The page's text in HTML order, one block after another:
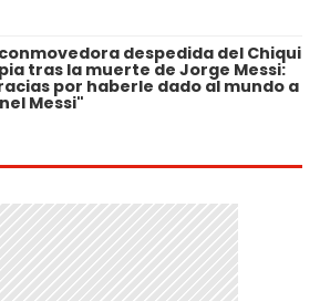
despedida del Chiqui
tras la muerte de Jorge Messi:
por haberle dado al mundo a
Messi"